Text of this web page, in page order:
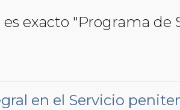
exacto "Programa de
en el Servicio